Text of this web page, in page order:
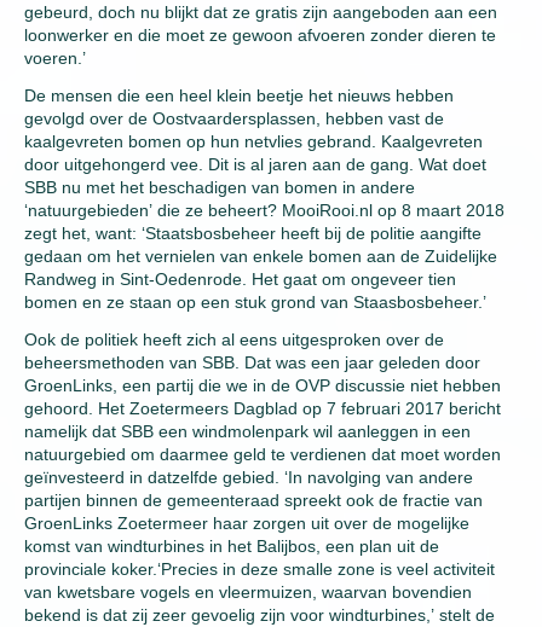
gebeurd, doch nu blijkt dat ze gratis zijn aangeboden aan een
loonwerker en die moet ze gewoon afvoeren zonder dieren te
voeren.’
De mensen die een heel klein beetje het nieuws hebben
gevolgd over de Oostvaardersplassen, hebben vast de
kaalgevreten bomen op hun netvlies gebrand. Kaalgevreten
door uitgehongerd vee. Dit is al jaren aan de gang. Wat doet
SBB nu met het beschadigen van bomen in andere
‘natuurgebieden’ die ze beheert? MooiRooi.nl op 8 maart 2018
zegt het, want: ‘Staatsbosbeheer heeft bij de politie aangifte
gedaan om het vernielen van enkele bomen aan de Zuidelijke
Randweg in Sint-Oedenrode. Het gaat om ongeveer tien
bomen en ze staan op een stuk grond van Staasbosbeheer.’
Ook de politiek heeft zich al eens uitgesproken over de
beheersmethoden van SBB. Dat was een jaar geleden door
GroenLinks, een partij die we in de OVP discussie niet hebben
gehoord. Het Zoetermeers Dagblad op 7 februari 2017 bericht
namelijk dat SBB een windmolenpark wil aanleggen in een
natuurgebied om daarmee geld te verdienen dat moet worden
geïnvesteerd in datzelfde gebied. ‘In navolging van andere
partijen binnen de gemeenteraad spreekt ook de fractie van
GroenLinks Zoetermeer haar zorgen uit over de mogelijke
komst van windturbines in het Balijbos, een plan uit de
provinciale koker.‘Precies in deze smalle zone is veel activiteit
van kwetsbare vogels en vleermuizen, waarvan bovendien
bekend is dat zij zeer gevoelig zijn voor windturbines,’ stelt de